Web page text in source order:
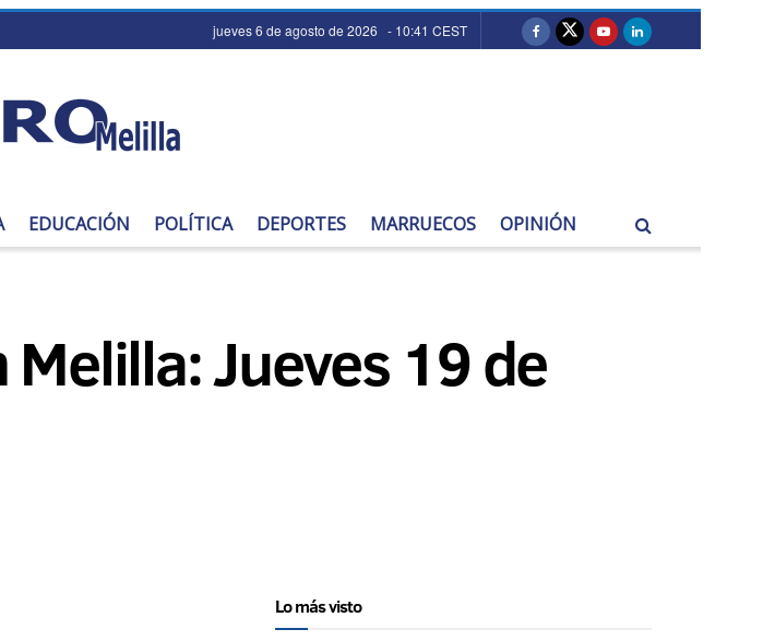
jueves 6 de agosto de 2026 - 10:41 CEST
EDUCACIÓN POLÍTICA DEPORTES MARRUECOS OPINIÓN
Jueves 19 de
Lo más visto